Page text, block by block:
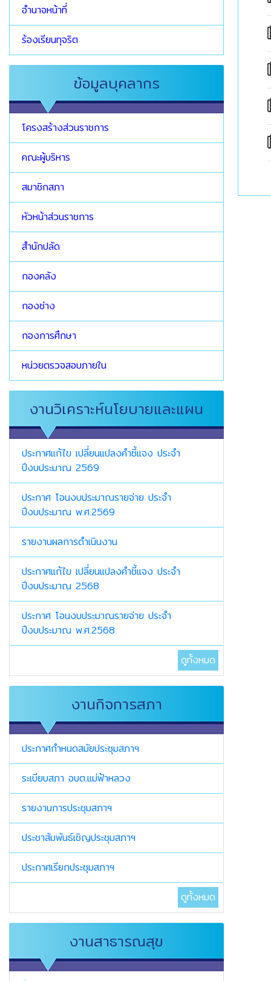
อำนาจหน้าที่
ร้องเรียนทุจริต
ข้อมูลบุคลากร
โครงสร้างส่วนราชการ
คณะผู้บริหาร
สมาชิกสภา
หัวหน้าส่วนราชการ
สำนักปลัด
กองคลัง
กองช่าง
กองการศึกษา
หน่วยตรวจสอบภายใน
งานวิเคราะห์นโยบายและแผน
ประกาศแก้ไข เปลี่ยนแปลงคำชี้แจง ประจำ
ปีงบประมาณ 2569
ประกาศ โอนงบประมาณรายจ่าย ประจำ
ปีงบประมาณ พ.ศ.2569
รายงานผลการดำเนินงาน
ประกาศแก้ไข เปลี่ยนแปลงคำชี้แจง ประจำ
ปีงบประมาณ 2568
ประกาศ โอนงบประมาณรายจ่าย ประจำ
ปีงบประมาณ พ.ศ.2568
ดูทั้งหมด
งานกิจการสภา
ประกาศกำหนดสมัยประชุมสภาฯ
ระเบียบสภา อบต.แม่ฟ้าหลวง
รายงานการประชุมสภาฯ
ประชาสัมพันธ์เชิญประชุมสภาฯ
ประกาศเรียกประชุมสภาฯ
ดูทั้งหมด
งานสาธารณสุข